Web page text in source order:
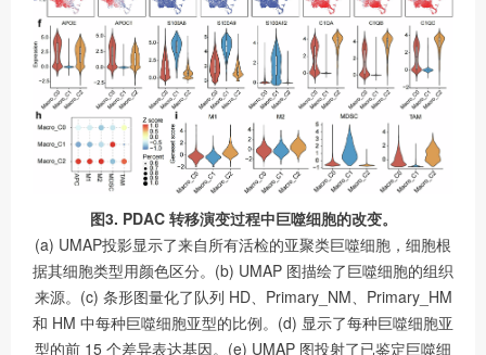
图3. PDAC 转移演变过程中巨噬细胞的改变。
(a) UMAP投影显示了来自所有活检的亚聚类巨噬细胞，细胞根
据其细胞类型用颜色区分。(b) UMAP 图描绘了巨噬细胞的组织
来源。(c) 条形图量化了队列 HD、Primary_NM、Primary_HM
和 HM 中每种巨噬细胞亚型的比例。(d) 显示了每种巨噬细胞亚
型的前 15 个差异表达基因。(e) UMAP 图投射了已鉴定巨噬细